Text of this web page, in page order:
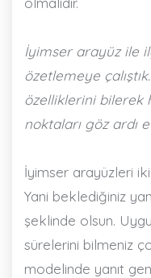
İyimser arayüz ile
özetlemeye
özelliklerini bilerek
noktaları göz ardı
İyimser arayüzleri
Yani beklediğiniz
şeklinde olsun.
sürelerini bilmeniz
modelinde yanıt